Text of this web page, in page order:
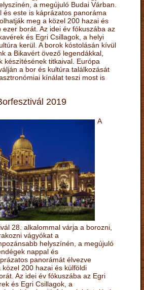
a megújuló Budai Várban.
és este is káprázatos panoráma
meg a közel 200 hazai és
ezer borát. Az idei év fókuszába az
és Egri Csillagok, a helyi
kerül. A borok kóstolásán kívül
a Bikavért övező legendákkal,
készítésének titkaival. Európa
a bor és kultúra találkozását
kínálat teszi most is
2019
A
28. alkalommal várja a borozni,
vágyókat a
helyszínén, a megújuló
nappal és
panorámát élvezve
közel 200 hazai és külföldi
Az idei év fókuszába az Egri
és Egri Csillagok, a